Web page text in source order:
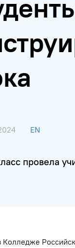
EN
провела
Колледже